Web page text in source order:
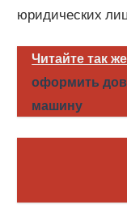
юридических
Читайте так
оформить
машину